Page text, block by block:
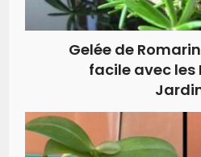
Gelée de
facile avec les